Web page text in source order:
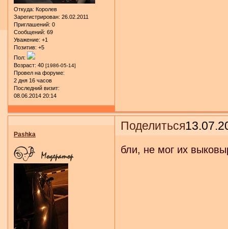
Откуда: Королев
Зарегистрирован: 26.02.2011
Приглашений: 0
Сообщений: 69
Уважение: +1
Позитив: +5
Пол:
Возраст: 40 [1986-05-14]
Провел на форуме:
2 дня 16 часов
Последний визит:
08.06.2014 20:14
Поделиться
Pashka
бли, не мог их